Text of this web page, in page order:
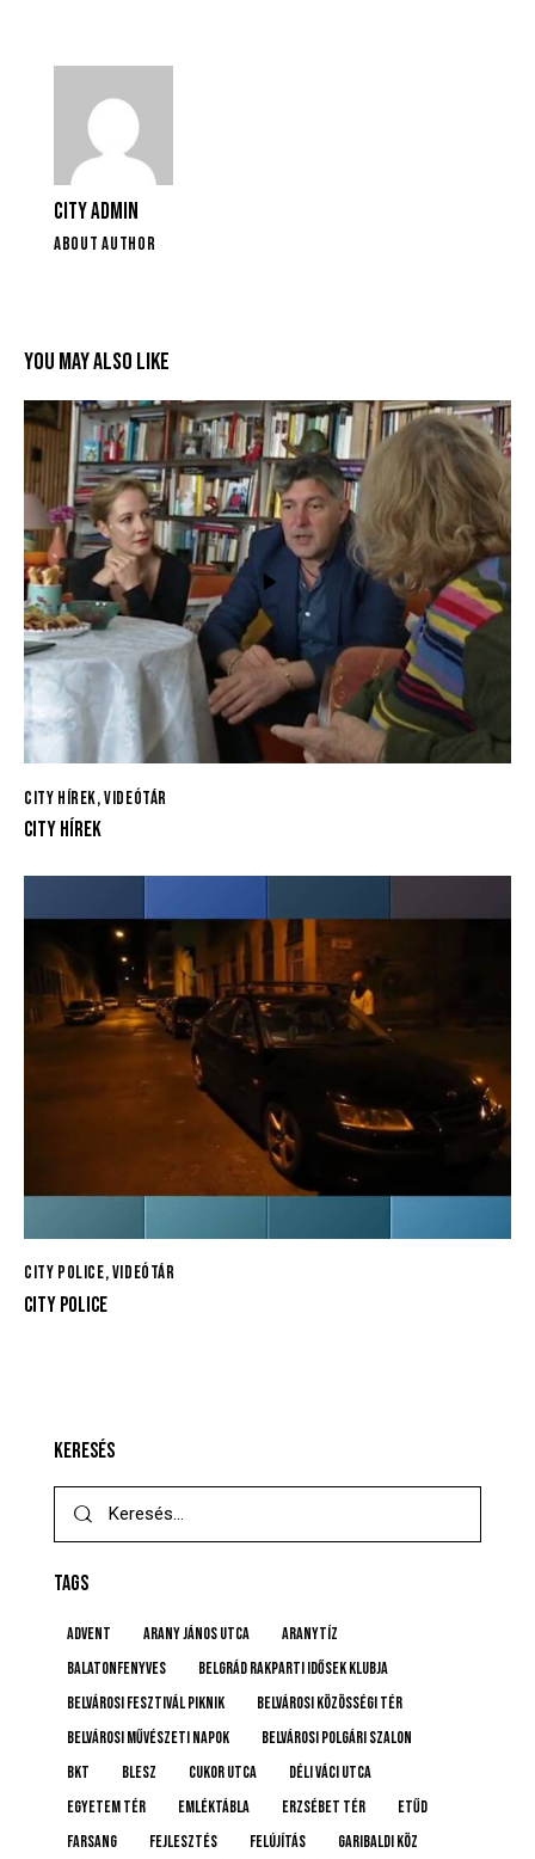
CITY ADMIN
ABOUT AUTHOR
YOU MAY ALSO LIKE
CITY HÍREK,VIDEÓTÁR
CITY HÍREK
CITY POLICE,VIDEÓTÁR
CITY POLICE
KERESÉS
TAGS
advent Arany János utca
Aranytíz
Balatonfenyves
Belgrád Rakparti Idősek Klubja
Belvárosi Fesztivál Piknik
Belvárosi Közösségi Tér
Belvárosi Művészeti Napok
Belvárosi Polgári Szalon
BKT
BLESZ Cukor utca
Déli Váci utca
Egyetem tér
emléktábla Erzsébet tér
etűd
farsang
fejlesztés felújítás
Garibaldi köz